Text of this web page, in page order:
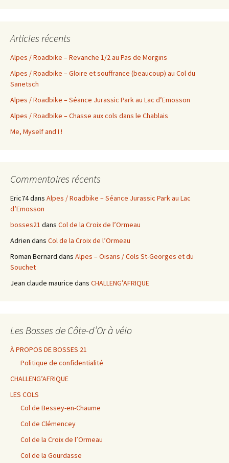
Articles récents
Alpes / Roadbike – Revanche 1/2 au Pas de Morgins
Alpes / Roadbike – Gloire et souffrance (beaucoup) au Col du
Sanetsch
Alpes / Roadbike – Séance Jurassic Park au Lac d’Emosson
Alpes / Roadbike – Chasse aux cols dans le Chablais
Me, Myself and I !
Commentaires récents
Eric74dans Alpes / Roadbike – Séance Jurassic Park au Lac
d’Emosson
bosses21 dans Col de la Croix de l’Ormeau
Adrien dans Col de la Croix de l’Ormeau
Roman Bernard dans Alpes – Oisans / Cols St-Georges et du
Souchet
Jean claude maurice dans CHALLENG’AFRIQUE
Les Bosses de Côte-d’Or à vélo
À PROPOS DE BOSSES 21
Politique de confidentialité
CHALLENG’AFRIQUE
LES COLS
Col de Bessey-en-Chaume
Col de Clémencey
Col de la Croix de l’Ormeau
Col de la Gourdasse